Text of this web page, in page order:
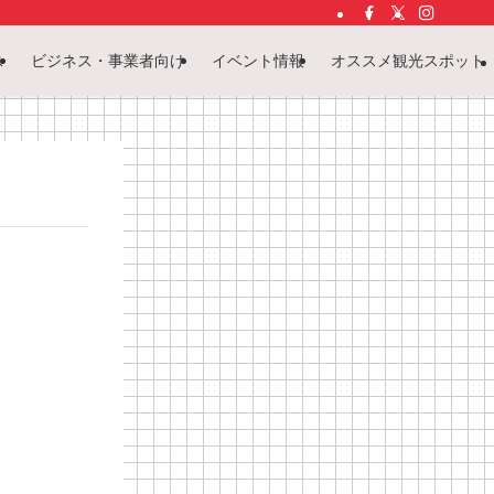
ビジネス・事業者向け イベント情報 オススメ観光スポット